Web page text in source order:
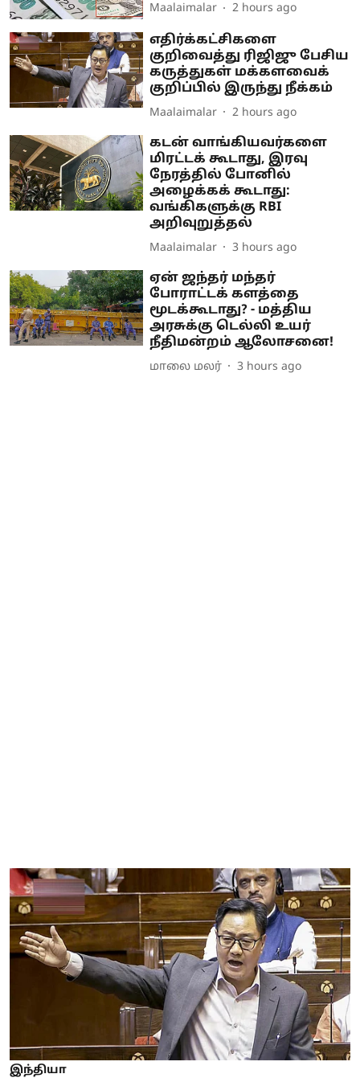
Maalaimalar 2 hours ago
எதிர்க்கட்சிகளை
குறிவைத்து ரிஜிஜு பேசிய
கருத்துகள் மக்களவைக்
குறிப்பில் இருந்து நீக்கம்
Maalaimalar 2 hours ago
கடன் வாங்கியவர்களை
மிரட்டக் கூடாது, இரவு
நேரத்தில் போனில்
அழைக்கக் கூடாது:
வங்கிகளுக்கு RBI
அறிவுறுத்தல்
Maalaimalar 3 hours ago
ஏன் ஜந்தர் மந்தர்
போராட்டக் களத்தை
மூடக்கூடாது? - மத்திய
அரசுக்கு டெல்லி உயர்
நீதிமன்றம் ஆலோசனை!
மாலை மலர் 3 hours ago
இந்தியா